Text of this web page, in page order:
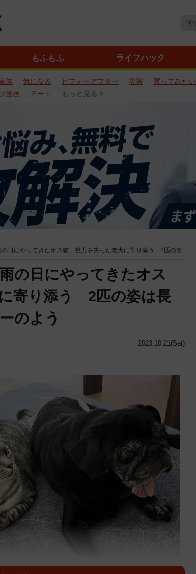
もふもふ ライフハック
族 気になる ビフォーアフター 災害 買ってみたい
漫画 アート もっと見る
の日にやってきたオス猫 視力を失った老犬に寄り添う 2匹の姿
2023.10.21(Sat)
の日にやってきたオス
寄り添う 2匹の姿は長
のよう